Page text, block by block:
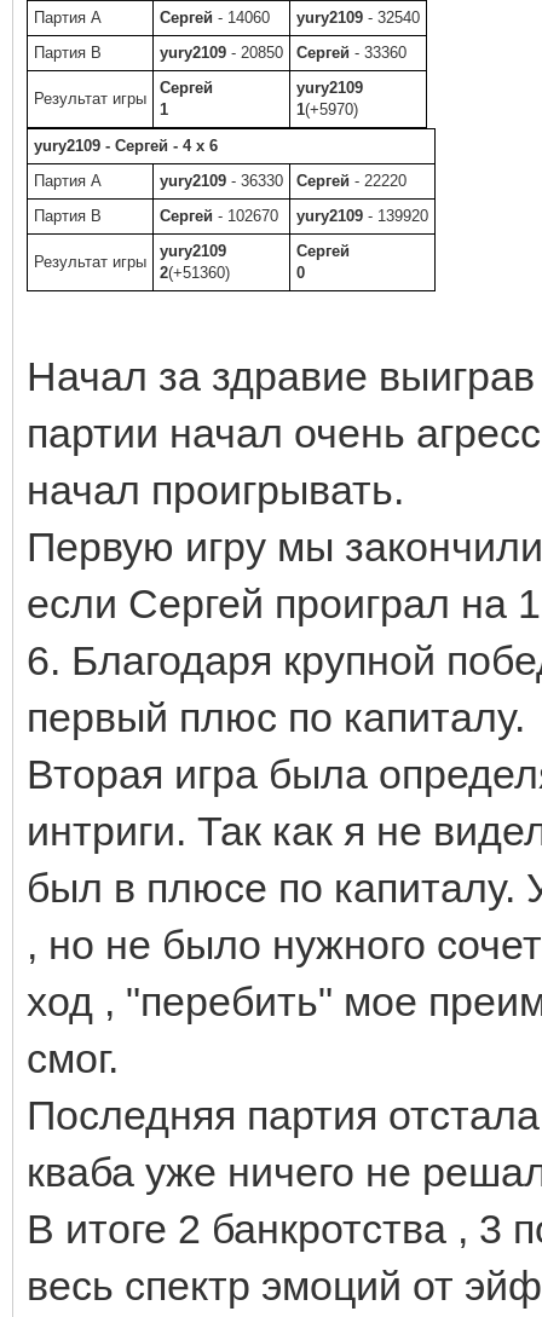
Партия A
Сергей - 14060 yury2109 - 32540
Партия B
yury2109 - 20850 Сергей - 33360
Результат игры
Сергей
1
yury2109
1(+5970)
yury2109 - Сергей - 4 x 6
Партия A
yury2109 - 36330 Сергей - 22220
Партия B
Сергей - 102670 yury2109 - 139920
Результат игры
yury2109
2(+51360)
Сергей
0
Начал за здравие
партии начал очень
начал проигрывать.
Первую игру мы
если Сергей проиграл на
6. Благодаря крупной
первый плюс по капиталу.
Вторая игра была
интриги. Так как я не
был в плюсе по капиталу.
, но не было нужного
ход , "перебить" мое
смог.
Последняя партия
кваба уже ничего не
В итоге 2 банкротства ,
весь спектр эмоций от